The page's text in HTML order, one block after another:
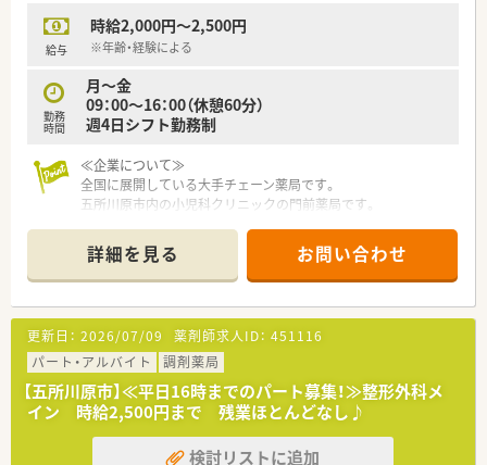
ピッキング時などのヒューマンエラーを防止できる環境です。
■内科、外科をメインに応需しており、地域の患者様に寄り添っ
たコミュニケーションを大切にしています。
1日あたりの処方箋枚数は安定しているためじっくり向き合える
■地域医療に携わりたいIターン就職希望の方や、地元で薬剤師
として活躍したいUターン就業希望の方にもおすすめです。
★ライフスタイルに合わせて長く就業したい方
★転勤なく地域医療に長く貢献していきたい方
★機材が整っている環境で安心且つ効率よく働きたい方
---- 企業紹介 -----
青森県全域に関連会社含め27店舗展開している地場チェーン薬
局です。
1979年に設立し、歴史がある安定企業です。
地域に根ざしたコミュニティファーマシー（地域薬局）として、い
つでも安心してお薬を使っていただける環境を整えています
給与
時給2,000円～2,500円
※年齢・経験による
勤務
時間
月～金
09：00～16：00（休憩60分）
週4日シフト勤務制
≪企業について≫
全国に展開している大手チェーン薬局です。
五所川原市内の小児科クリニックの門前薬局です。
就業時間も16時までなので子育て中の方、ご家庭のことも大切
にしたい方に大変オススメ。
最寄駅は五能線の五所川原駅。
閑静な住宅街に囲まれた、大きな時計のついた大変かわいらしい
薬局です。
詳細を見る お問い合わせ
更新日： 2026/07/09 薬剤師求人ID： 451116
パート・アルバイト
調剤薬局
【五所川原市】≪平日16時までのパート募集！≫整形外科メ
イン 時給2,500円まで 残業ほとんどなし♪
検討リストに追加